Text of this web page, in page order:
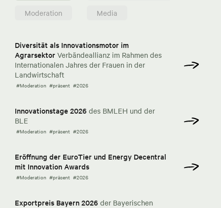
Moderation
Media
Diversität als Innovationsmotor im
Agrarsektor Verbändeallianz im Rahmen des
Internationalen Jahres der Frauen in der
Landwirtschaft
#Moderation #präsent #2026
Innovationstage 2026 des BMLEH und der
BLE
#Moderation #präsent #2026
Eröffnung der EuroTier und Energy Decentral
mit Innovation Awards
#Moderation #präsent #2026
Exportpreis Bayern 2026 der Bayerischen